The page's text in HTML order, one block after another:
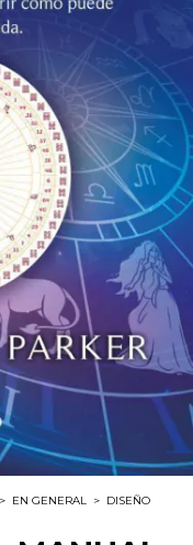
> EN GENERAL > DISEÑO